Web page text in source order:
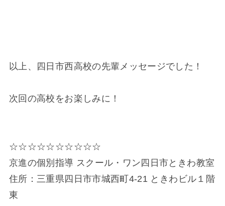
以上、四日市西高校の先輩メッセージでした！
次回の高校をお楽しみに！
☆☆☆☆☆☆☆☆☆☆
京進の個別指導 スクール・ワン四日市ときわ教室
住所：三重県四日市市城西町4-21 ときわビル１階
東